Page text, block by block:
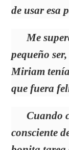
de usar esa
Me
pequeño
Miriam
que fuera
Cuando
consciente